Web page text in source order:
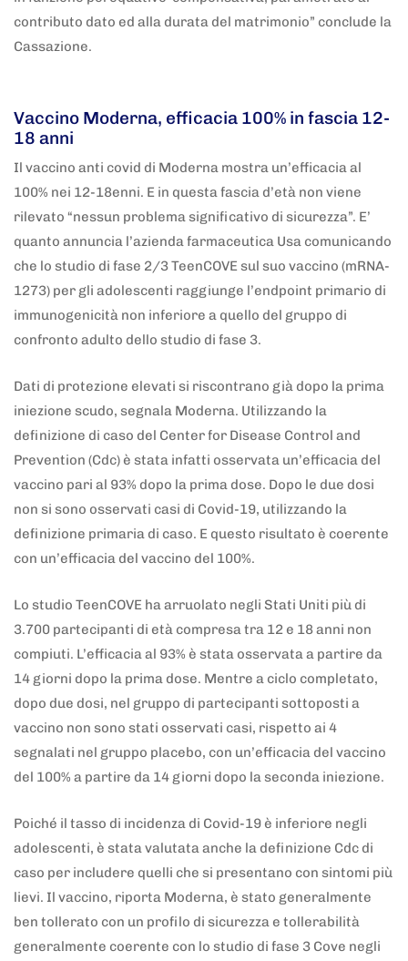
contributo dato ed alla durata del matrimonio” conclude la
Cassazione.
Vaccino Moderna, efficacia 100% in fascia 12-
18 anni
Il vaccino anti covid di Moderna mostra un’efficacia al
100% nei 12-18enni. E in questa fascia d’età non viene
rilevato “nessun problema significativo di sicurezza”. E’
quanto annuncia l’azienda farmaceutica Usa comunicando
che lo studio di fase 2/3 TeenCOVE sul suo vaccino (mRNA-
1273) per gli adolescenti raggiunge l’endpoint primario di
immunogenicità non inferiore a quello del gruppo di
confronto adulto dello studio di fase 3.
Dati di protezione elevati si riscontrano già dopo la prima
iniezione scudo, segnala Moderna. Utilizzando la
definizione di caso del Center for Disease Control and
Prevention (Cdc) è stata infatti osservata un’efficacia del
vaccino pari al 93% dopo la prima dose. Dopo le due dosi
non si sono osservati casi di Covid-19, utilizzando la
definizione primaria di caso. E questo risultato è coerente
con un’efficacia del vaccino del 100%.
Lo studio TeenCOVE ha arruolato negli Stati Uniti più di
3.700 partecipanti di età compresa tra 12 e 18 anni non
compiuti. L’efficacia al 93% è stata osservata a partire da
14 giorni dopo la prima dose. Mentre a ciclo completato,
dopo due dosi, nel gruppo di partecipanti sottoposti a
vaccino non sono stati osservati casi, rispetto ai 4
segnalati nel gruppo placebo, con un’efficacia del vaccino
del 100% a partire da 14 giorni dopo la seconda iniezione.
Poiché il tasso di incidenza di Covid-19 è inferiore negli
adolescenti, è stata valutata anche la definizione Cdc di
caso per includere quelli che si presentano con sintomi più
lievi. Il vaccino, riporta Moderna, è stato generalmente
ben tollerato con un profilo di sicurezza e tollerabilità
generalmente coerente con lo studio di fase 3 Cove negli